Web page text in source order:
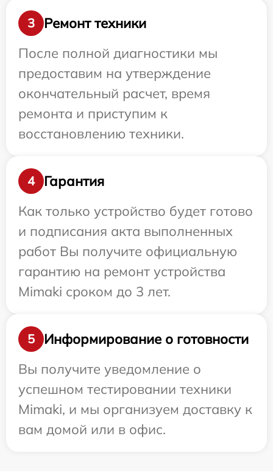
3
Ремонт техники
После полной диагностики мы
предоставим на утверждение
окончательный расчет, время
ремонта и приступим к
восстановлению техники.
4
Гарантия
Как только устройство будет готово
и подписания акта выполненных
работ Вы получите официальную
гарантию на ремонт устройства
Mimaki сроком до 3 лет.
5
Информирование о готовности
Вы получите уведомление о
успешном тестировании техники
Mimaki, и мы организуем доставку к
вам домой или в офис.